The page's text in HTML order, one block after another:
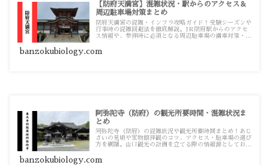
【防府天満宮】混雑状況・駅からのアクセス＆
周辺駐車場対策まとめ
防府天満宮の混雑・インフラ攻略ガイド！受験シーズンや
行事時の混雑回避法を徹底解説。JR防府駅からのアクセ
ス情報や、参拝時に必須となる周辺駐車場の満車対策・交
banzokubiology.com
阿弥陀寺（防府）の観光所要時間・混雑状況ま
とめ
阿弥陀寺（防府）の混雑状況や観光所要時間まとめ！あじ
さいの見頃や宝物館拝観のコツ、アクセス・駐車場の選び
方を網羅。山口観光の計画を立てる際の情報源としてお使
banzokubiology.com